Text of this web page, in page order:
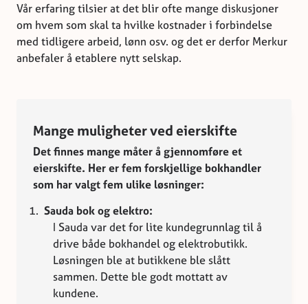
Vår erfaring tilsier at det blir ofte mange diskusjoner
om hvem som skal ta hvilke kostnader i forbindelse
med tidligere arbeid, lønn osv. og det er derfor Merkur
anbefaler å etablere nytt selskap.
Mange muligheter ved eierskifte
Det finnes mange måter å gjennomføre et
eierskifte. Her er fem forskjellige bokhandler
som har valgt fem ulike løsninger:
Sauda bok og elektro:
I Sauda var det for lite kundegrunnlag til å
drive både bokhandel og elektrobutikk.
Løsningen ble at butikkene ble slått
sammen. Dette ble godt mottatt av
kundene.